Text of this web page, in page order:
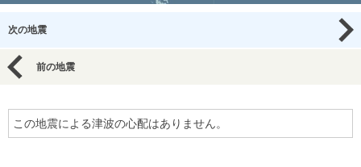
次の地震
前の地震
この地震による津波の心配はありません。